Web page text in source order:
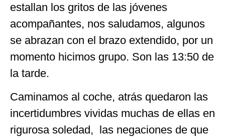
estallan los gritos de las jóvenes
acompañantes, nos saludamos, algunos
se abrazan con el brazo extendido, por un
momento hicimos grupo. Son las 13:50 de
la tarde.
Caminamos al coche, atrás quedaron las
incertidumbres vividas muchas de ellas en
rigurosa soledad, las negaciones de que